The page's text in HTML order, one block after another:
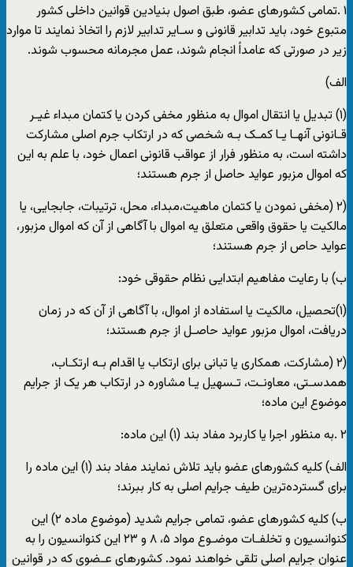
۱ .تمامی کشورهای عضو، طبق اصول بنیادین قوانین داخلی کشور
متبوع خود، باید تدابیر قانونی و سـایر تدابیر لازم را اتخاذ نمایند تا موارد
زیر در صورتی که عامداً انجام شوند، عمل مجرمانه محسوب شوند.
الف)
(١) تبدیل یا انتقال اموال به منظور مخفی کردن یا کتمان مبداء غیـر
قـانونی آنهـا یـا کمـک بـه شخصی که در ارتکاب جرم اصلی مشارکت
داشته است، به منظور فرار از عواقب قانونی اعمال خود، با علم به این
که اموال مزبور عواید حاصل از جرم هستند؛
(٢ (مخفی نمودن یا کتمان ماهیت،مبداء، محل، ترتیبات، جابجایی، یا
مالکیت یا حقوق واقعی متعلق یه اموال با آگاهی از آن که اموال مزبور،
عواید حاص از جرم هستند؛
ب) با رعایت مفاهیم ابتدایی نظام حقوقی خود:
(۱)تحصیل، مالکیت یا استفاده از اموال، با آگاهی از آن که در زمان
دریافت، اموال مزبور عواید حاصـل از جرم هستند؛
(۲ (مشارکت، همکاری یا تبانی برای ارتکاب یا اقدام بـه ارتکـاب،
همدسـتی، معاونـت، تـسهیل یـا مشاوره در ارتکاب هر یک از جرایم
موضوع این ماده؛
٢ .به منظور اجرا یا کاربرد مفاد بند (۱) این ماده:
الف) کلیه کشورهای عضو باید تلاش نمایند مفاد بند (١) این ماده را
برای گسترده‌ترین طیف جرایم اصلی به کار ببرند؛
ب) کلیه کشورهای عضو، تمامی جرایم شدید (موضوع ماده ۲) این
کنوانسیون و تخلفـات موضـوع مواد ۵، ٨ و ٢٣ این کنوانسیون را به
عنوان جرایم اصلی تلقی خواهند نمود. کشورهای عـضوی که در قوانین